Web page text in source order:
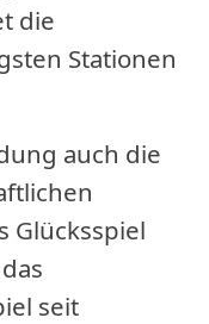
die
Stationen
auch die
Glücksspiel
seit